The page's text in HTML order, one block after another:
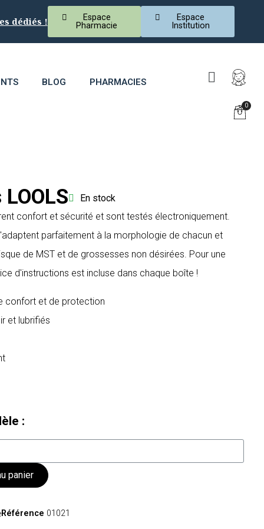
dédiés !
Espace
Pharmacie
Espace
Institution
BLOG PHARMACIES
En stock
confort et sécurité et sont testés électroniquement.
parfaitement à la morphologie de chacun et
de MST et de grossesses non désirées. Pour une
d'instructions est incluse dans chaque boîte !
confort et de protection
et lubrifiés
:
panier
Référence 01021